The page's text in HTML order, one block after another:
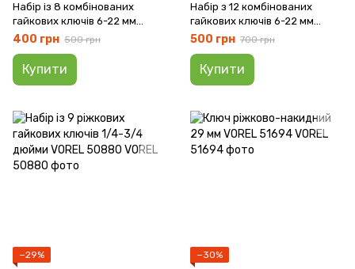
Набір із 8 комбінованих
гайкових ключів 6-22 мм
VOREL 50861
400 грн 500 грн
Купити
Набір з 12 комбінованих
гайкових ключів 6-22 мм
VOREL 50871
500 грн 700 грн
Купити
−29% −30%